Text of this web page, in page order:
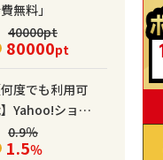
無料」
40000pt
80000pt
何度でも利用可
Yahoo!ショッ
ング
0.9％
1.5％